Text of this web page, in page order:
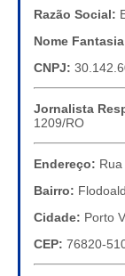
Razão Social:
Nome
CNPJ:
Jornalista
1209/RO
Endereço:
Bairro:
Cidade: Porto
CEP: 76820-